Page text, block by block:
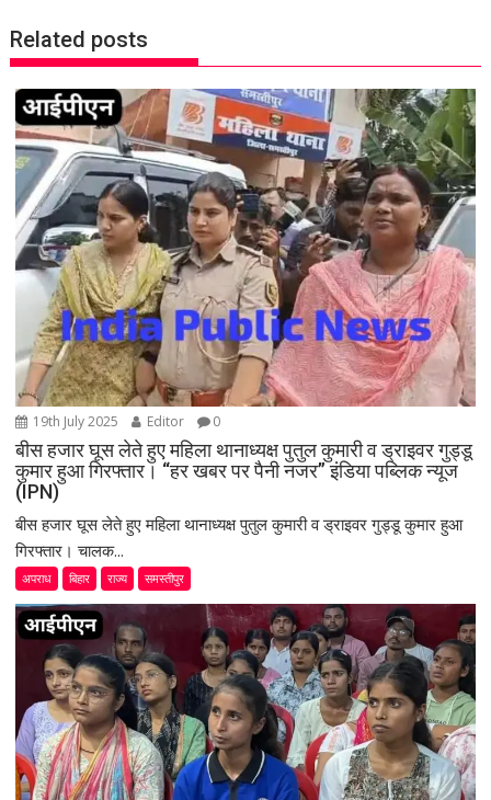
a
v
i
g
a
t
i
o
n
Related posts
19th July 2025 Editor 0
बीस हजार घूस लेते हुए महिला थानाध्यक्ष पुतुल कुमारी व ड्राइवर गुड्डू
कुमार हुआ गिरफ्तार। “हर खबर पर पैनी नजर” इंडिया पब्लिक न्यूज
(IPN)
बीस हजार घूस लेते हुए महिला थानाध्यक्ष पुतुल कुमारी व ड्राइवर गुड्डू कुमार हुआ
गिरफ्तार। चालक...
अपराध बिहार राज्य समस्तीपुर